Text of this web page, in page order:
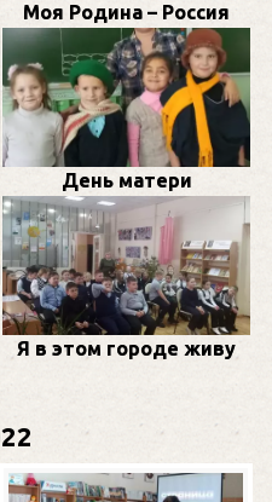
Моя Родина – Россия
День матери
Я в этом городе живу